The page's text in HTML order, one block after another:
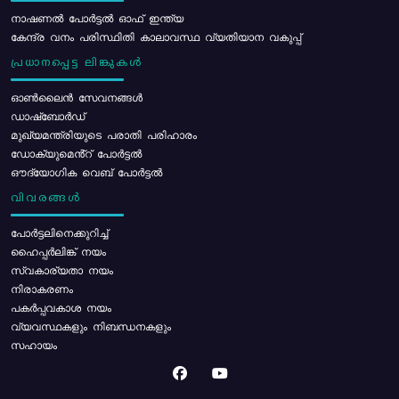
നാഷണൽ പോർട്ടൽ ഓഫ് ഇന്ത്യ
കേന്ദ്ര വനം പരിസ്ഥിതി കാലാവസ്ഥ വ്യതിയാന വകുപ്പ്
പ്രധാനപ്പെട്ട ലിങ്കുകൾ
ഓൺലൈൻ സേവനങ്ങൾ
ഡാഷ്ബോർഡ്
മുഖ്യമന്ത്രിയുടെ പരാതി പരിഹാരം
ഡോക്യുമെൻ്റ് പോർട്ടൽ
ഔദ്യോഗിക വെബ് പോർട്ടൽ
വിവരങ്ങൾ
പോര്‍ട്ടലിനെക്കുറിച്ച്
ഹൈപ്പർലിങ്ക് നയം
സ്വകാര്യതാ നയം
നിരാകരണം
പകർപ്പവകാശ നയം
വ്യവസ്ഥകളും നിബന്ധനകളും
സഹായം